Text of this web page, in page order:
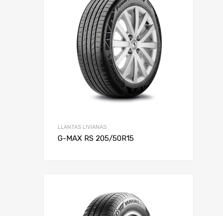
LLANTAS LIVIANAS
G-MAX RS 205/50R15